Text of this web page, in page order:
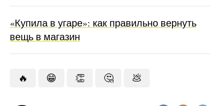
«Купила в угаре»: как правильно вернуть
вещь в магазин
🔥 😁 👏 🤔 💩